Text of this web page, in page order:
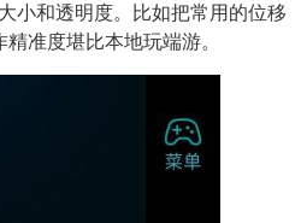
小和透明度。比如把常用的位移
准度堪比本地玩端游。